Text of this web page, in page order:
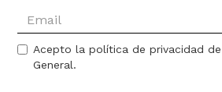
Acepto la política de privacidad
General.